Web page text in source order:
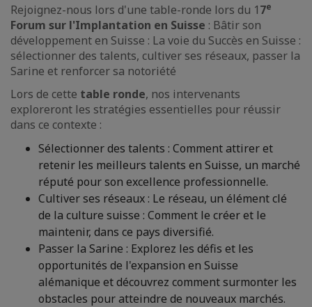
Rejoignez-nous lors d'une table-ronde lors du 17e
Forum sur l'Implantation en Suisse : Bâtir son
développement en Suisse : La voie du Succès en Suisse :
sélectionner des talents, cultiver ses réseaux, passer la
Sarine et renforcer sa notoriété
Lors de cette table ronde, nos intervenants
exploreront les stratégies essentielles pour réussir
dans ce contexte :
Sélectionner des talents : Comment attirer et
retenir les meilleurs talents en Suisse, un marché
réputé pour son excellence professionnelle.
Cultiver ses réseaux : Le réseau, un élément clé
de la culture suisse : Comment le créer et le
maintenir, dans ce pays diversifié.
Passer la Sarine : Explorez les défis et les
opportunités de l'expansion en Suisse
alémanique et découvrez comment surmonter les
obstacles pour atteindre de nouveaux marchés.